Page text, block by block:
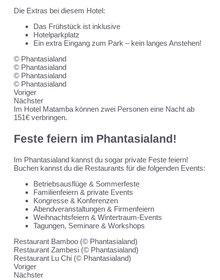
Die Extras bei diesem Hotel:
Das Frühstück ist inklusive
Hotelparkplatz
Ein extra Eingang zum Park – kein langes Anstehen!
© Phantasialand
© Phantasialand
© Phantasialand
© Phantasialand
Voriger
Nächster
Im Hotel Matamba können zwei Personen eine Nacht ab
151€ verbringen.
Feste feiern im Phantasialand!
Im Phantasialand kannst du sogar private Feste feiern!
Buchen kannst du die Restaurants für die folgenden Events:
Betriebsausflüge & Sommerfeste
Familienfeiern & private Events
Kongresse & Konferenzen
Abendveranstaltungen & Firmenfeiern
Weihnachtsfeiern & Wintertraum-Events
Tagungen, Seminare & Workshops
Restaurant Bamboo (© Phantasialand)
Restaurant Zambesi (© Phantasialand)
Restaurant Lu Chi (© Phantasialand)
Voriger
Nächster